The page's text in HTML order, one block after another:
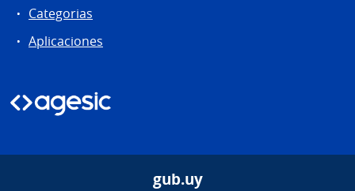
Categorias
Aplicaciones
gub.uy